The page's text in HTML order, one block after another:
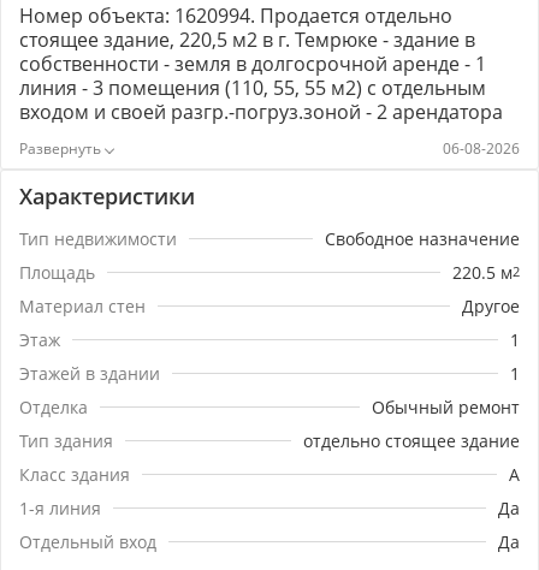
Номер объекта: 1620994. Продается отдельно
стоящее здание, 220,5 м2 в г. Темрюке - здание в
собственности - земля в долгосрочной аренде - 1
линия - 3 помещения (110, 55, 55 м2) с отдельным
входом и своей разгр.-погруз.зоной - 2 арендатора
"Камаз") - окупаемость 11 лет - парковка перед
зданием - центральные коммуникации - бонусом
отдельно стоящая пристройка - очень хороший
автомобильный трафик, проходит трасса А-289
Продажа от собственника. Документы готовы.
Просмотр по предварительной договоренности.
06-08-2026
Характеристики
Тип недвижимости
Свободное назначение
Площадь
220.5 м2
Материал стен
Другое
Этаж
1
Этажей в здании
1
Отделка
Обычный ремонт
Тип здания
отдельно стоящее здание
Класс здания
A
1-я линия
Да
Отдельный вход
Да